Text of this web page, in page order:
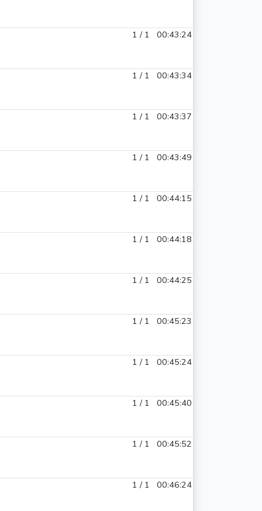
1 / 1 00:43:24
1 / 1 00:43:34
1 / 1 00:43:37
1 / 1 00:43:49
1 / 1 00:44:15
1 / 1 00:44:18
1 / 1 00:44:25
1 / 1 00:45:23
1 / 1 00:45:24
1 / 1 00:45:40
1 / 1 00:45:52
1 / 1 00:46:24